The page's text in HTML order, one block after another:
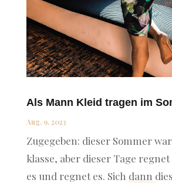
Als Mann Kleid tragen im
Aug. 9, 2023
Zugegeben: dieser Sommer
klasse, aber dieser Tage
es und regnet es. Sich dann